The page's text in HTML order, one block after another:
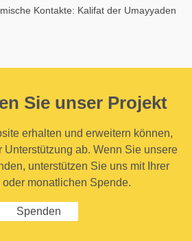
Kontakte: Kalifat der Umayyaden
Sie unser Projekt
erhalten und erweitern können,
Unterstützung ab. Wenn Sie unsere
unterstützen Sie uns mit Ihrer
monatlichen Spende.
Spenden